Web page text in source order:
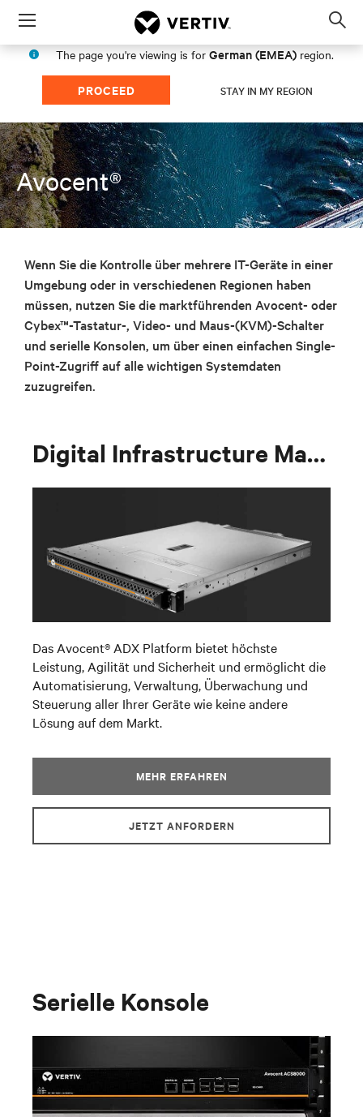
Menu
The page you're viewing is for German (EMEA) region.
PROCEED STAY IN MY REGION
Avocent®
Wenn Sie die Kontrolle über mehrere IT-Geräte in einer
Umgebung oder in verschiedenen Regionen haben
müssen, nutzen Sie die marktführenden Avocent- oder
Cybex™-Tastatur-, Video- und Maus-(KVM)-Schalter
und serielle Konsolen, um über einen einfachen Single-
Point-Zugriff auf alle wichtigen Systemdaten
zuzugreifen.
Digital Infrastructure Management
Das Avocent® ADX Platform bietet höchste
Leistung, Agilität und Sicherheit und ermöglicht die
Automatisierung, Verwaltung, Überwachung und
Steuerung aller Ihrer Geräte wie keine andere
Lösung auf dem Markt.
MEHR ERFAHREN
JETZT ANFORDERN
Serielle Konsole